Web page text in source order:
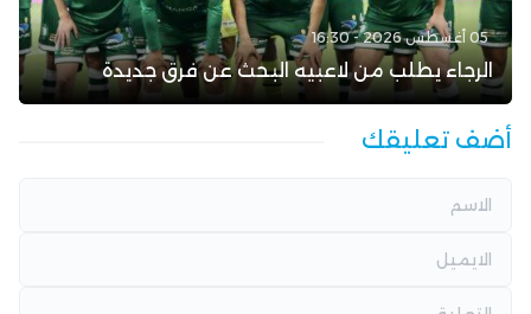
05 أغسطس 2026 - 16:30
الرجاء يطلب من لاعبيه البحث عن فرق جديدة
أضف تعليقك